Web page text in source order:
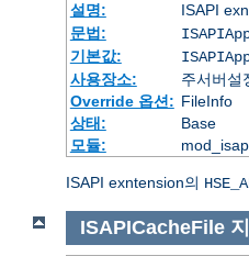
설명: ISAPI
문법:
기본값:
사용장소:
주서버설
Override 옵션: FileInfo
상태:
Base
모듈:
ISAPI exntension의
ISAPICacheFile